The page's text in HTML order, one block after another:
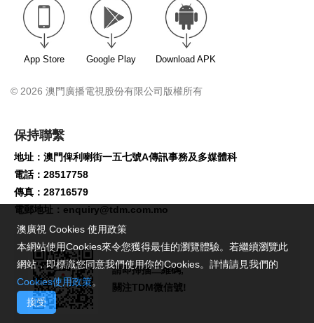
App Store Google Play Download APK
© 2026 澳門廣播電視股份有限公司版權所有
保持聯繫
地址：澳門俾利喇街一五七號A傳訊事務及多媒體科
電話：28517758
傳真：28716579
電郵地址： enquiry@tdm.com.mo
請即掃描二維碼,
關注TDM微信號!
澳廣視 Cookies 使用政策
本網站使用Cookies來令您獲得最佳的瀏覽體驗。若繼續瀏覽此
網站，即標識您同意我們使用你的Cookies。詳情請見我們的
Cookies使用政策。
接受